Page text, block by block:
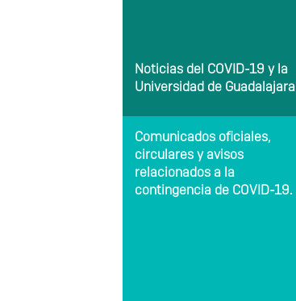
Noticias del COVID-19 y la
Universidad de Guadalajara
Comunicados oficiales,
circulares y avisos
relacionados a la
contingencia de COVID-19.